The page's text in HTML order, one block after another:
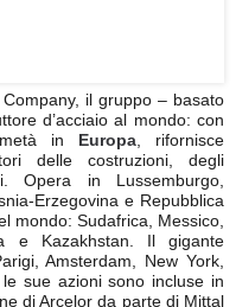
Company, il gruppo – basato
d’acciaio al mondo: con
in
Europa , rifornisce
delle costruzioni, degli
Opera in Lussemburgo,
Erzegovina e Repubblica
mondo: Sudafrica, Messico,
e Kazakhstan. Il gigante
Amsterdam, New York,
sue azioni sono incluse in
di Arcelor da parte di Mittal